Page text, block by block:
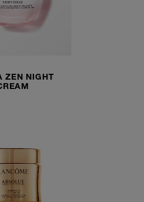
ZEN NIGHT